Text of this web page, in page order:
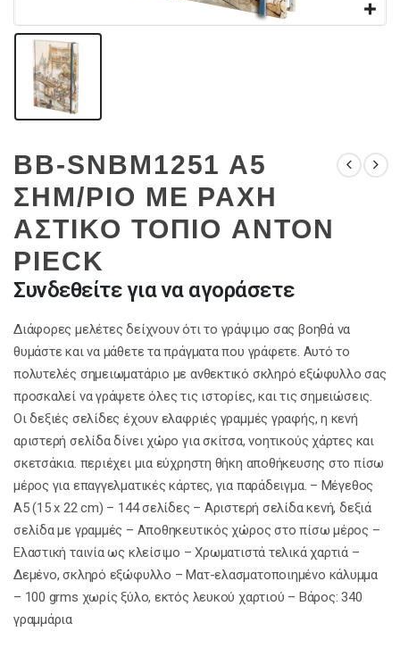
BB-SNBM1251 A5
ΣΗΜ/ΡΙΟ ΜΕ ΡΑΧΗ
ΑΣΤΙΚΟ ΤΟΠΙΟ ANTON
PIECK
Συνδεθείτε για να αγοράσετε
Διάφορες μελέτες δείχνουν ότι το γράψιμο σας βοηθά να
θυμάστε και να μάθετε τα πράγματα που γράφετε. Αυτό το
πολυτελές σημειωματάριο με ανθεκτικό σκληρό εξώφυλλο σας
προσκαλεί να γράψετε όλες τις ιστορίες, και τις σημειώσεις.
Οι δεξιές σελίδες έχουν ελαφριές γραμμές γραφής, η κενή
αριστερή σελίδα δίνει χώρο για σκίτσα, νοητικούς χάρτες και
σκετσάκια. περιέχει μια εύχρηστη θήκη αποθήκευσης στο πίσω
μέρος για επαγγελματικές κάρτες, για παράδειγμα. – Μέγεθος
A5 (15 x 22 cm) – 144 σελίδες – Αριστερή σελίδα κενή, δεξιά
σελίδα με γραμμές – Αποθηκευτικός χώρος στο πίσω μέρος –
Ελαστική ταινία ως κλείσιμο – Χρωματιστά τελικά χαρτιά –
Δεμένο, σκληρό εξώφυλλο – Ματ-ελασματοποιημένο κάλυμμα
– 100 grms χωρίς ξύλο, εκτός λευκού χαρτιού – Βάρος: 340
γραμμάρια